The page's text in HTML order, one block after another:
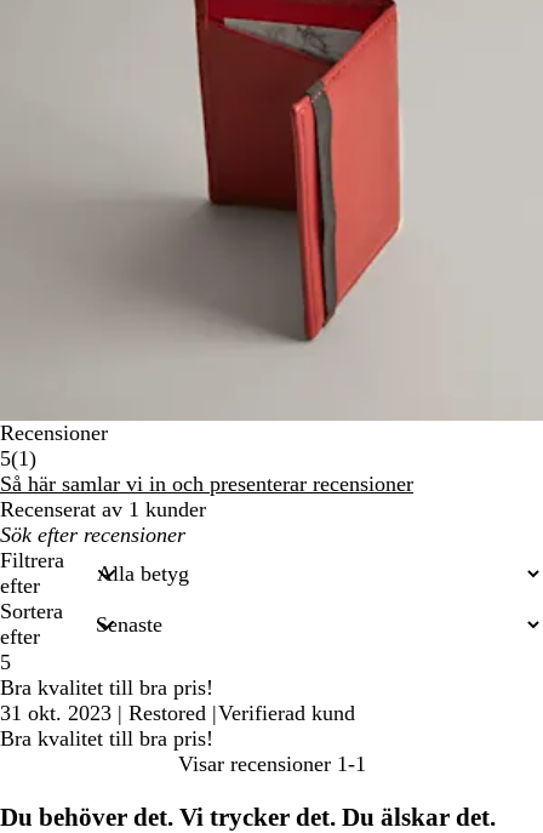
Recensioner
5(11
recensioner
)
Så här samlar vi in och presenterar recensioner
Recenserat av 1 kunder
Mina
inmatade
sökningar
Filtrera
efter
Sortera
efter
5
Bra kvalitet till bra pris!
31 okt. 2023 | Restored |Verifierad kund
Bra kvalitet till bra pris!
Visar recensioner 1-1
Du behöver det. Vi trycker det. Du älskar det.